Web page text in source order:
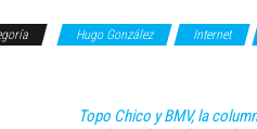
Hugo González Internet
Topo Chico y BMV, la